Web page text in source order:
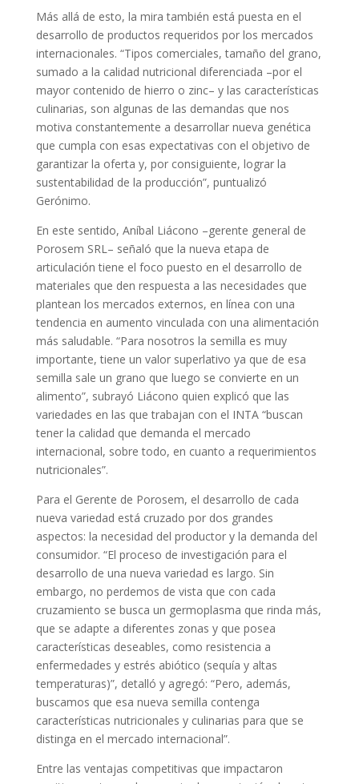
Más allá de esto, la mira también está puesta en el
desarrollo de productos requeridos por los mercados
internacionales. “Tipos comerciales, tamaño del grano,
sumado a la calidad nutricional diferenciada –por el
mayor contenido de hierro o zinc– y las características
culinarias, son algunas de las demandas que nos
motiva constantemente a desarrollar nueva genética
que cumpla con esas expectativas con el objetivo de
garantizar la oferta y, por consiguiente, lograr la
sustentabilidad de la producción”, puntualizó
Gerónimo.
En este sentido, Aníbal Liácono –gerente general de
Porosem SRL– señaló que la nueva etapa de
articulación tiene el foco puesto en el desarrollo de
materiales que den respuesta a las necesidades que
plantean los mercados externos, en línea con una
tendencia en aumento vinculada con una alimentación
más saludable. “Para nosotros la semilla es muy
importante, tiene un valor superlativo ya que de esa
semilla sale un grano que luego se convierte en un
alimento”, subrayó Liácono quien explicó que las
variedades en las que trabajan con el INTA “buscan
tener la calidad que demanda el mercado
internacional, sobre todo, en cuanto a requerimientos
nutricionales”.
Para el Gerente de Porosem, el desarrollo de cada
nueva variedad está cruzado por dos grandes
aspectos: la necesidad del productor y la demanda del
consumidor. “El proceso de investigación para el
desarrollo de una nueva variedad es largo. Sin
embargo, no perdemos de vista que con cada
cruzamiento se busca un germoplasma que rinda más,
que se adapte a diferentes zonas y que posea
características deseables, como resistencia a
enfermedades y estrés abiótico (sequía y altas
temperaturas)”, detalló y agregó: “Pero, además,
buscamos que esa nueva semilla contenga
características nutricionales y culinarias para que se
distinga en el mercado internacional”.
Entre las ventajas competitivas que impactaron